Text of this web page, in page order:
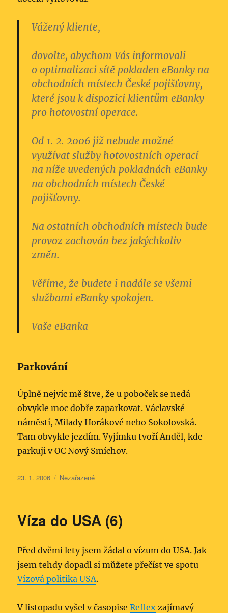
Vážený kliente,
dovolte, abychom Vás informovali
o optimalizaci sítě pokladen eBanky na
obchodních místech České pojišťovny,
které jsou k dispozici klientům eBanky
pro hotovostní operace.
Od 1. 2. 2006 již nebude možné
využívat služby hotovostních operací
na níže uvedených pokladnách eBanky
na obchodních místech České
pojišťovny.
Na ostatních obchodních místech bude
provoz zachován bez jakýchkoliv
změn.
Věříme, že budete i nadále se všemi
službami eBanky spokojen.
Vaše eBanka
Parkování
Úplně nejvíc mě štve, že u poboček se nedá
obvykle moc dobře zaparkovat. Václavské
náměstí, Milady Horákové nebo Sokolovská.
Tam obvykle jezdím. Vyjímku tvoří Anděl, kde
parkuji v OC Nový Smíchov.
Publikováno:
23. 1. 2006 Rubriky:
Nezařazené
Víza do USA (6)
Před dvěmi lety jsem žádal o vízum do USA. Jak
jsem tehdy dopadl si můžete přečíst ve spotu
Vízová politika USA.
V listopadu vyšel v časopiseReflex zajímavý